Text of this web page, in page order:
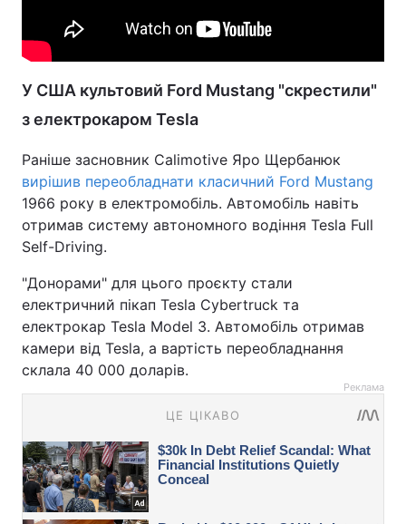
У США культовий Ford Mustang "скрестили"
з електрокаром Tesla
Раніше засновник Calimotive Яро Щербанюк
вирішив переобладнати класичний Ford Mustang
1966 року в електромобіль. Автомобіль навіть
отримав систему автономного водіння Tesla Full
Self-Driving.
"Донорами" для цього проєкту стали
електричний пікап Tesla Cybertruck та
електрокар Tesla Model 3. Автомобіль отримав
камери від Tesla, а вартість переобладнання
склала 40 000 доларів.
Реклама